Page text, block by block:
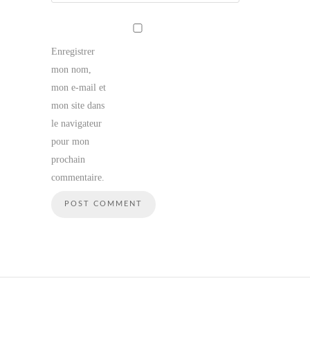
Enregistrer
mon nom,
mon e-mail et
mon site dans
le navigateur
pour mon
prochain
commentaire.